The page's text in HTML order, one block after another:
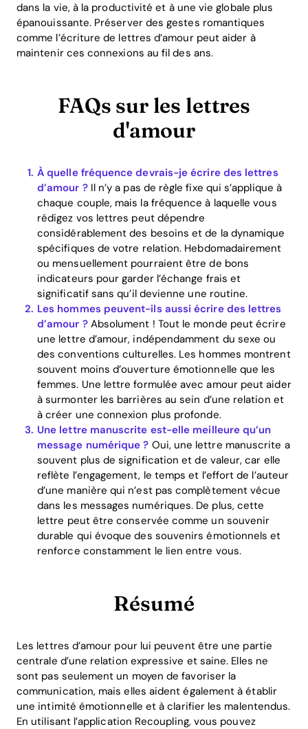
dans la vie, à la productivité et à une vie globale plus
épanouissante. Préserver des gestes romantiques
comme l’écriture de lettres d’amour peut aider à
maintenir ces connexions au fil des ans.
FAQs sur les lettres
d'amour
À quelle fréquence devrais-je écrire des lettres
d’amour ?Il n’y a pas de règle fixe qui s’applique à
chaque couple, mais la fréquence à laquelle vous
rédigez vos lettres peut dépendre
considérablement des besoins et de la dynamique
spécifiques de votre relation. Hebdomadairement
ou mensuellement pourraient être de bons
indicateurs pour garder l’échange frais et
significatif sans qu’il devienne une routine.
Les hommes peuvent-ils aussi écrire des lettres
d’amour ?Absolument ! Tout le monde peut écrire
une lettre d’amour, indépendamment du sexe ou
des conventions culturelles. Les hommes montrent
souvent moins d’ouverture émotionnelle que les
femmes. Une lettre formulée avec amour peut aider
à surmonter les barrières au sein d’une relation et
à créer une connexion plus profonde.
Une lettre manuscrite est-elle meilleure qu’un
message numérique ? Oui, une lettre manuscrite a
souvent plus de signification et de valeur, car elle
reflète l’engagement, le temps et l’effort de l’auteur
d’une manière qui n’est pas complètement vécue
dans les messages numériques. De plus, cette
lettre peut être conservée comme un souvenir
durable qui évoque des souvenirs émotionnels et
renforce constamment le lien entre vous.
Résumé
Les lettres d’amour pour lui peuvent être une partie
centrale d’une relation expressive et saine. Elles ne
sont pas seulement un moyen de favoriser la
communication, mais elles aident également à établir
une intimité émotionnelle et à clarifier les malentendus.
En utilisant l’application Recoupling, vous pouvez